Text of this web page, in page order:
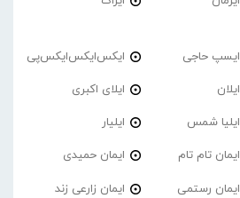
ایسپ حاجی ایکس‌ایکس‌ایکس‌پی
ایلان ایلای اکبری
ایلیا شمس ایلیار
ایمان تام تام ایمان حمیدی
ایمان رستمی ایمان زارعی زند